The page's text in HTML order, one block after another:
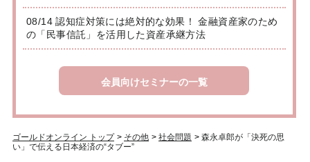
08/14 認知症対策には絶対的な効果！ 金融資産家のため
の「民事信託」を活用した資産承継方法
会員向けセミナーの一覧
ゴールドオンライン トップ > その他 > 社会問題 > 森永卓郎が「決死の思
い」で伝える日本経済の“タブー”